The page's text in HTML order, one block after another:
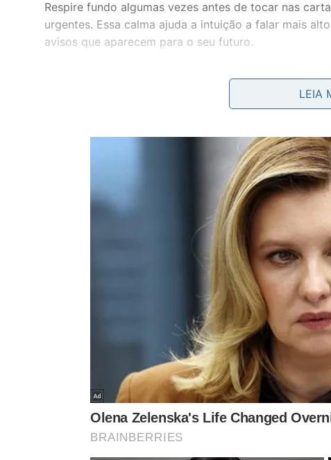
Respire fundo algumas vezes antes de tocar nas
urgentes. Essa calma ajuda a intuição a falar mais
avisos que aparecem para o seu futuro.
vídeo do canal Tarot Brenda no TikTok,
@tarotbrenda
Perguntas bônus 👇 🎁Quais padrões
vida amorosa que preciso ficar mais
espiritualidade para minha vida
LEIA